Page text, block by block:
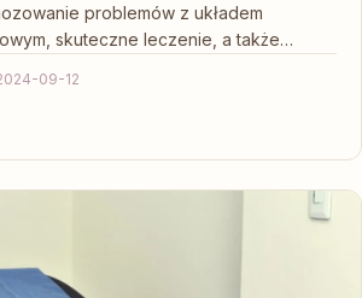
problemów z układem
skuteczne leczenie, a także
09-12